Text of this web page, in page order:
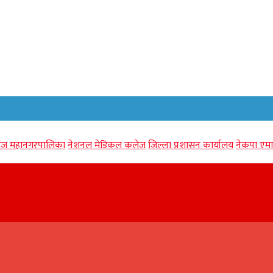
महानगरपालिकानेशनल मेडिकल कलेजजिल्ला प्रशासन कार्यालयनेकपा